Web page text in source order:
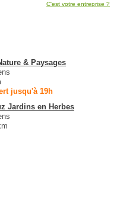
C'est votre entreprise ?
& Paysages
jusqu'à 19h
Jardins en Herbes